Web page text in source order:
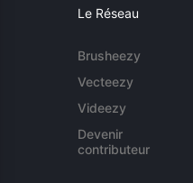
Le Réseau
Brusheezy
Vecteezy
Videezy
Devenir
contributeur